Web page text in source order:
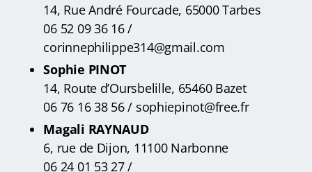
14, Rue André Fourcade, 65000 Tarbes
06 52 09 36 16 /
corinnephilippe314@gmail.com
Sophie PINOT
14, Route d’Oursbelille, 65460 Bazet
06 76 16 38 56 / sophiepinot@free.fr
Magali RAYNAUD
6, rue de Dijon, 11100 Narbonne
06 24 01 53 27 /